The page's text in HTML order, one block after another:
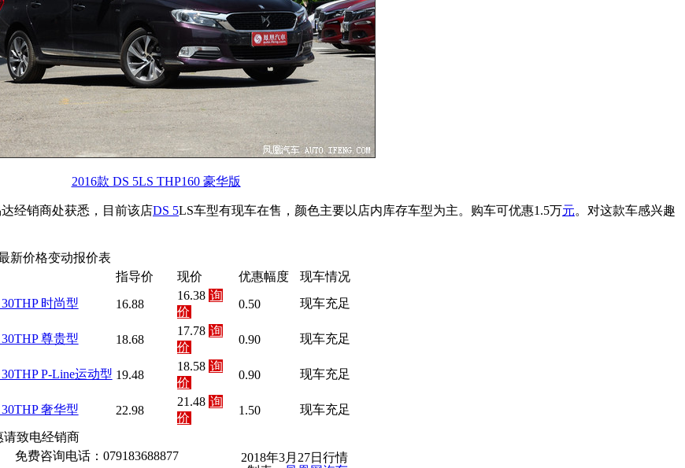
2016款 DS 5LS THP160 豪华版
经销商处获悉，目前该店DS 5LS车型有现车在售，颜色主要以店内库存车型为主。购车可优惠1.5万元。对这款车感兴趣
新价格变动报价表
指导价 现价 优惠幅度
现车情况
时尚型
16.88
16.38 询
价
0.50 现车充足
尊贵型 18.68
17.78 询
价
0.90 现车充足
P-Line运动型 19.48
18.58 询
价
0.90 现车充足
奢华型 22.98
21.48 询
价
1.50 现车充足
请致电经销商
免费咨询电话：079183688877
2018年3月27日行情